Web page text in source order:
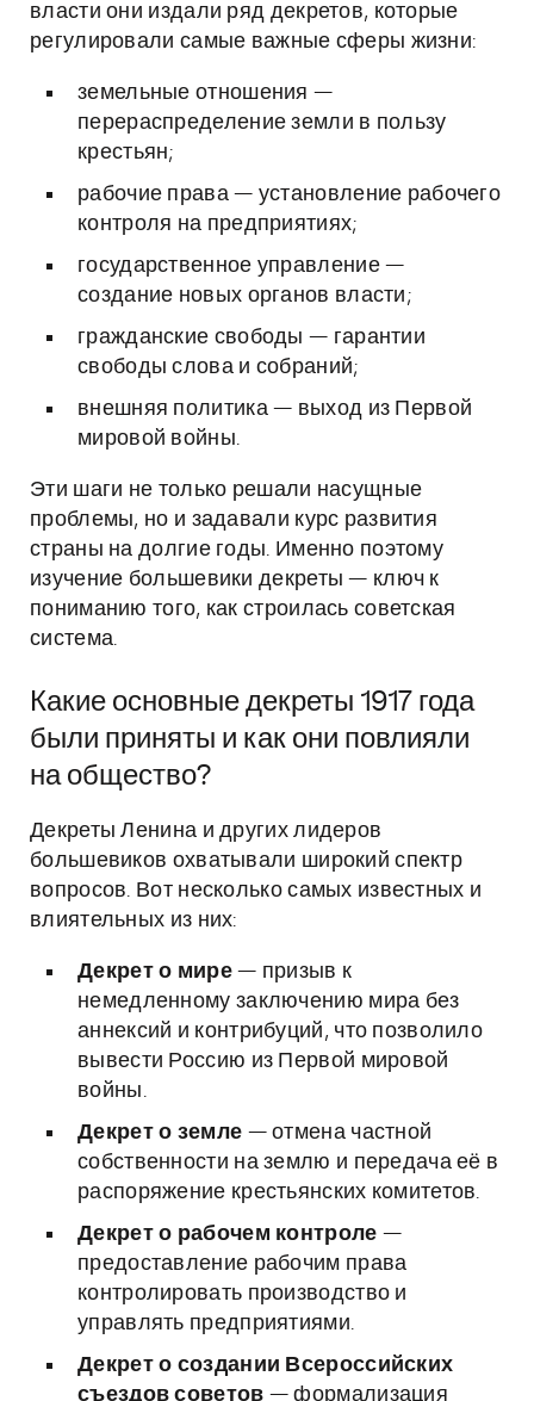
власти они издали ряд декретов, которые
регулировали самые важные сферы жизни:
земельные отношения —
перераспределение земли в пользу
крестьян;
рабочие права — установление рабочего
контроля на предприятиях;
государственное управление —
создание новых органов власти;
гражданские свободы — гарантии
свободы слова и собраний;
внешняя политика — выход из Первой
мировой войны.
Эти шаги не только решали насущные
проблемы, но и задавали курс развития
страны на долгие годы. Именно поэтому
изучение большевики декреты — ключ к
пониманию того, как строилась советская
система.
Какие основные декреты 1917 года
были приняты и как они повлияли
на общество?
Декреты Ленина и других лидеров
большевиков охватывали широкий спектр
вопросов. Вот несколько самых известных и
влиятельных из них:
Декрет о мире— призыв к
немедленному заключению мира без
аннексий и контрибуций, что позволило
вывести Россию из Первой мировой
войны.
Декрет о земле — отмена частной
собственности на землю и передача её в
распоряжение крестьянских комитетов.
Декрет о рабочем контроле —
предоставление рабочим права
контролировать производство и
управлять предприятиями.
Декрет о создании Всероссийских
съездов советов — формализация